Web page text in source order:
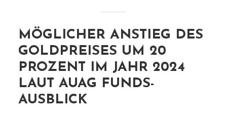
MÖGLICHER ANSTIEG DES
GOLDPREISES UM 20
PROZENT IM JAHR 2024
LAUT AUAG FUNDS-
AUSBLICK